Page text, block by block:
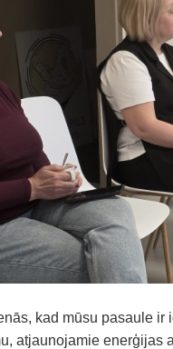
kad mūsu pasaule ir
atjaunojamie enerģijas